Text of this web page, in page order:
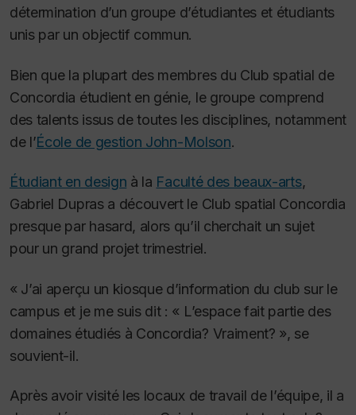
détermination d’un groupe d’étudiantes et étudiants
unis par un objectif commun.
Bien que la plupart des membres du Club spatial de
Concordia étudient en génie, le groupe comprend
des talents issus de toutes les disciplines, notamment
de l’École de gestion John-Molson.
Étudiant en design à la Faculté des beaux-arts,
Gabriel Dupras a découvert le Club spatial Concordia
presque par hasard, alors qu’il cherchait un sujet
pour un grand projet trimestriel.
« J’ai aperçu un kiosque d’information du club sur le
campus et je me suis dit : « L’espace fait partie des
domaines étudiés à Concordia? Vraiment? », se
souvient-il.
Après avoir visité les locaux de travail de l’équipe, il a